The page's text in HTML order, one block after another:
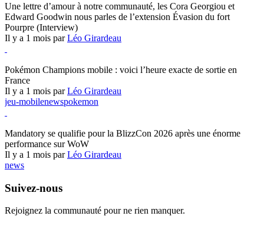
Une lettre d’amour à notre communauté, les Cora Georgiou et
Edward Goodwin nous parles de l’extension Évasion du fort
Pourpre (Interview)
Il y a 1 mois parLéo Girardeau
Pokémon Champions mobile : voici l’heure exacte de sortie en
France
Il y a 1 mois parLéo Girardeau
jeu-mobilenewspokemon
Mandatory se qualifie pour la BlizzCon 2026 après une énorme
performance sur WoW
Il y a 1 mois parLéo Girardeau
news
Suivez-nous
Rejoignez la communauté pour ne rien manquer.